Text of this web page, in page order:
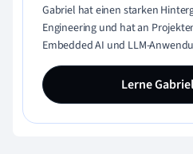
Gabriel hat einen starken
Engineering und hat an
Embedded AI und LLM-
Lerne